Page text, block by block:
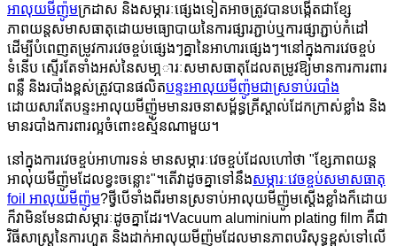
អាលុយមីញ៉ូមក្រដាស និងសម្ភារៈផ្សេងទៀតអាចត្រូវបានបង្កើតជាខ្សែ
ភាពយន្តសមាសធាតុដោយមធ្យោបាយនៃការផ្សារភ្ជាប់ឬការផ្សាភ្ជាប់កំដៅ
ដើម្បីបំពេញតម្រូវការវេចខ្ចប់ផ្សេងៗគ្នានៃអាហារផ្សេងៗ។នៅក្នុងការវេចខ្ចប់
ទំនើប ស្ទើរតែទាំងអស់នៃសមា្ភារៈសមាសធាតុដែលតម្រូវឱ្យមានការការពារ
ពន្លឺ និងរបាំងខ្ពស់ត្រូវបានផលិតបន្ទះអាលុយមីញ៉ូមជាស្រទាប់របាំង
ដោយសារតែបន្ទះអាលុយមីញ៉ូមមានរចនាសម្ព័ន្ធគ្រីស្តាល់ដែកក្រាស់ខ្លាំង និង
មានរបាំងការពារល្អចំពោះឧស្ម័នណាមួយ។
នៅក្នុងការវេចខ្ចប់អាហារទន់ មានសម្ភារៈវេចខ្ចប់ដែលហៅថា "ខ្សែភាពយន្ត
អាលុយមីញ៉ូមដែលខ្វះចន្លោះ"។តើវាដូចគ្នាទៅនឹងសម្ភារៈវេចខ្ចប់សមាសធាតុ
foil អាលុយមីញ៉ូម?ថ្វីបើទាំងពីរមានស្រទាប់អាលុយមីញ៉ូមស្តើងខ្លាំងក៏ដោយ
ក៏វាមិនមែនជាសម្ភារៈដូចគ្នាដែរ។Vacuum aluminium plating film គឺជា
វិធីសាស្រ្តនៃការហួត និងដាក់អាលុយមីញ៉ូមដែលមានភាពបរិសុទ្ធខ្ពស់ទៅលើ